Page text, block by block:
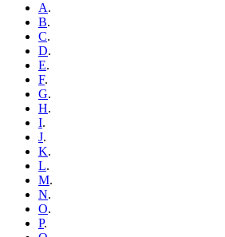
A.
B.
C.
D.
E.
F.
G.
H.
I.
J.
K.
L.
M.
N.
O.
P.